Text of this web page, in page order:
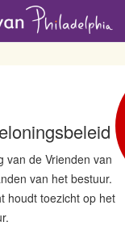
van de Vrienden van
van het bestuur.
houdt toezicht op het